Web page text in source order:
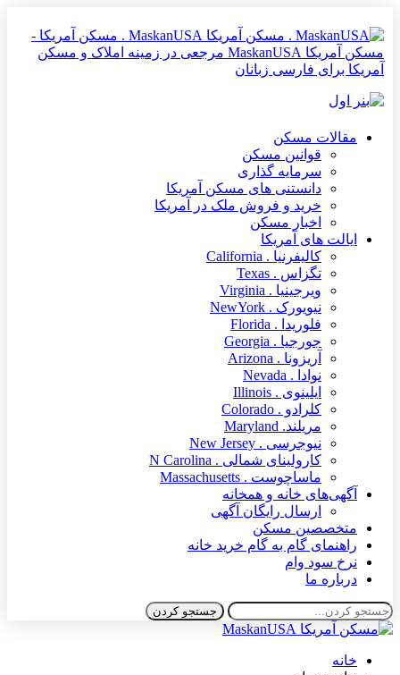
MaskanUSA . مسکن آمریکا -
مسکن آمریکا MaskanUSA مرجعی در زمینه املاک و مسکن
آمریکا برای فارسی زبانان
مقالات مسکن
قوانین مسکن
سرمایه گذاری
دانستنی های مسکن آمریکا
خرید و فروش ملک در آمریکا
اخبار مسکن
ایالت های آمریکا
کالیفرنیا . California
تگزاس . Texas
ویرجینیا . Virginia
نیویورک . NewYork
فلوریدا . Florida
جورجیا . Georgia
آریزونا . Arizona
نوادا . Nevada
ایلینوی . Illinois
کلرادو . Colorado
مریلند. Maryland
نیوجرسی . New Jersey
کارولینای شمالی . N Carolina
ماساچوست . Massachusetts
آگهی‌های خانه و همخانه
ارسال رایگان آگهی
متخصصین مسکن
راهنمای گام به گام خرید خانه
نرخ سود وام
درباره ما
خانه